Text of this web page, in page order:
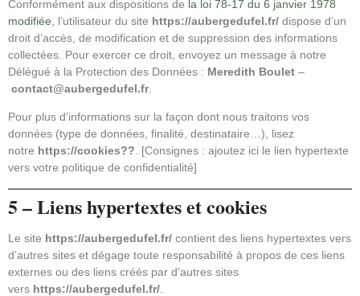
Conformément aux dispositions de la loi 78-17 du 6 janvier 1978
modifiée , l’utilisateur du site https://aubergedufel.fr/ dispose d’un
droit d’accès, de modification et de suppression des informations
collectées. Pour exercer ce droit, envoyez un message à notre
Délégué à la Protection des Données : Meredith Boulet –
contact@aubergedufel.fr.
Pour plus d’informations sur la façon dont nous traitons vos
données (type de données, finalité, destinataire…), lisez
notre https://cookies??. [Consignes : ajoutez ici le lien hypertexte
vers votre politique de confidentialité]
5 – Liens hypertextes et cookies
Le site https://aubergedufel.fr/ contient des liens hypertextes vers
d’autres sites et dégage toute responsabilité à propos de ces liens
externes ou des liens créés par d’autres sites
vers https://aubergedufel.fr/